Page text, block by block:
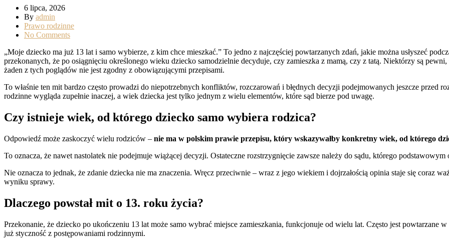
6 lipca, 2026
By admin
Prawo rodzinne
No Comments
„Moje dziecko ma już 13 lat i samo wybierze, z kim chce mieszkać.” To jedno z najczęściej powtarzanych zdań, jakie można usłyszeć
przekonanych, że po osiągnięciu określonego wieku dziecko samodzielnie decyduje, czy zamieszka z mamą, czy z tatą. Niektórzy są
żaden z tych poglądów nie jest zgodny z obowiązującymi przepisami.
To właśnie ten mit bardzo często prowadzi do niepotrzebnych konfliktów, rozczarowań i błędnych decyzji podejmowanych jeszcze przed
rodzinne wygląda zupełnie inaczej, a wiek dziecka jest tylko jednym z wielu elementów, które sąd bierze pod uwagę.
Czy istnieje wiek, od którego dziecko samo wybiera rodzica?
Odpowiedź może zaskoczyć wielu rodziców – nie ma w polskim prawie przepisu, który wskazywałby konkretny wiek, od którego
To oznacza, że nawet nastolatek nie podejmuje wiążącej decyzji. Ostateczne rozstrzygnięcie zawsze należy do sądu, którego
Nie oznacza to jednak, że zdanie dziecka nie ma znaczenia. Wręcz przeciwnie – wraz z jego wiekiem i dojrzałością opinia staje się coraz
wyniku sprawy.
Dlaczego powstał mit o 13. roku życia?
Przekonanie, że dziecko po ukończeniu 13 lat może samo wybrać miejsce zamieszkania, funkcjonuje od wielu lat. Często jest powtarzane
już styczność z postępowaniami rodzinnymi.